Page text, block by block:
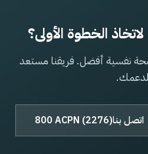
الخطوة الأولى؟
نفسية أفضل. فريقنا مستعد
لدعمك.
اتصل بنا800 ACPN (2276)